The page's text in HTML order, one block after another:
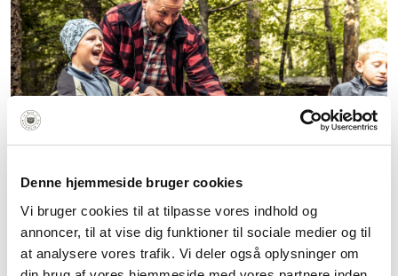
Denne hjemmeside bruger cookies
Vi bruger cookies til at tilpasse vores indhold og
annoncer, til at vise dig funktioner til sociale medier og til
at analysere vores trafik. Vi deler også oplysninger om
Hvad kan natur, jagt og lystfiskeri give
børn?